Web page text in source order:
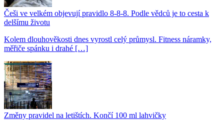
Češi ve velkém objevují pravidlo 8-8-8. Podle vědců je to cesta k
delšímu životu
Kolem dlouhověkosti dnes vyrostl celý průmysl. Fitness náramky,
měřiče spánku i drahé […]
Změny pravidel na letištích. Končí 100 ml lahvičky